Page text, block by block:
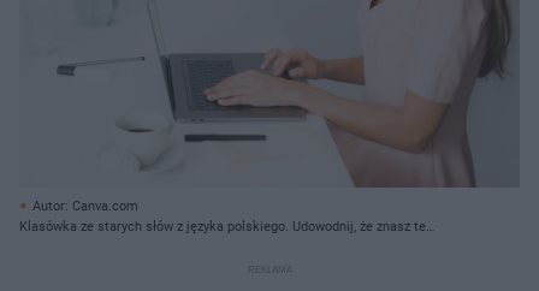
Autor: Canva.com
Klasówka ze starych słów z języka polskiego. Udowodnij, że znasz te